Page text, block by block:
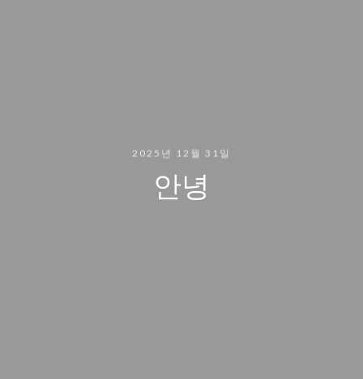
2025년 12월 31일
안녕